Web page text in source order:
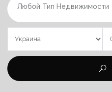
Любой Тип Недвижимости